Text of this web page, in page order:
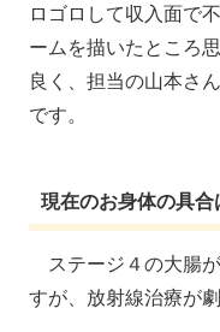
ロゴロして収入面で
ームを描いたところ
良く、担当の山本さ
です。
現在のお身体の具合
ステージ４の大腸
すが、放射線治療が